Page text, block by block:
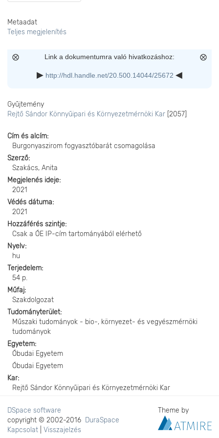
Metaadat
Teljes megjelenítés
Link a dokumentumra való hivatkozáshoz:
http://hdl.handle.net/20.500.14044/25672
Gyűjtemény
Rejtő Sándor Könnyűipari és Környezetmérnöki Kar [2057]
Cím és alcím
Burgonyaszirom fogyasztóbarát csomagolása
Szerző
Szakács, Anita
Megjelenés ideje
2021
Védés dátuma
2021
Hozzáférés szintje
Csak a ÓE IP-cím tartományából elérhető
Nyelv
hu
Terjedelem
54 p.
Műfaj
Szakdolgozat
Tudományterület
Műszaki tudományok - bio-, környezet- és vegyészmérnöki
tudományok
Egyetem
Óbudai Egyetem
Óbudai Egyetem
Kar
Rejtő Sándor Könnyűipari és Környezetmérnöki Kar
DSpace software
copyright © 2002-2016 DuraSpace
Kapcsolat
Visszajelzés
Theme by